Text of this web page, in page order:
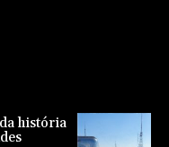
história